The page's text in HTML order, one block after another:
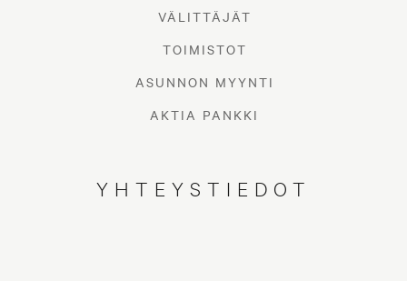
VÄLITTÄJÄT
TOIMISTOT
ASUNNON MYYNTI
AKTIA PANKKI
YHTEYSTIEDOT